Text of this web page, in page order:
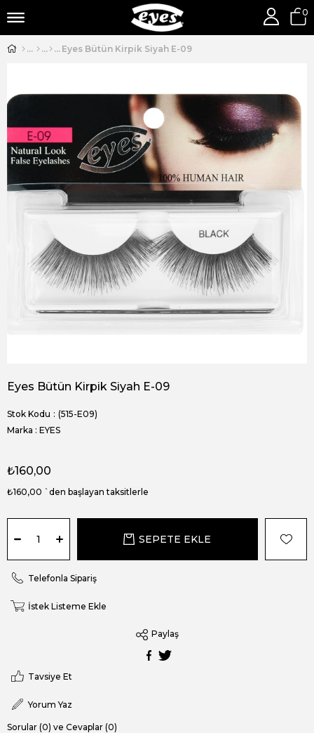
0
Eyes Bütün Kirpik Siyah E-09
Eyes Bütün Kirpik Siyah E-09
Stok Kodu
(515-E09)
Marka : EYES
₺160,00
₺160,00 `den başlayan taksitlerle
Telefonla Sipariş
İstek Listeme Ekle
Paylaş
Tavsiye Et
Yorum Yaz
Sorular (0) ve Cevaplar (0)